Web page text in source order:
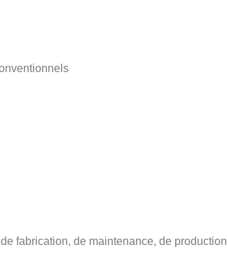
fabrication, de maintenance, de production